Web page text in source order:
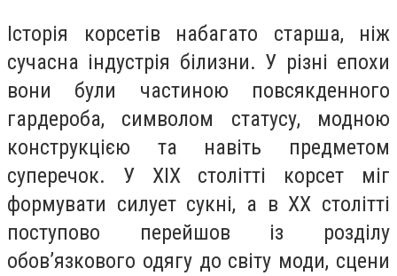
Історія корсетів набагато старша, ніж
сучасна індустрія білизни. У різні епохи
вони були частиною повсякденного
гардероба, символом статусу, модною
конструкцією та навіть предметом
суперечок. У XIX столітті корсет міг
формувати силует сукні, а в XX столітті
поступово перейшов із розділу
обов’язкового одягу до світу моди, сцени